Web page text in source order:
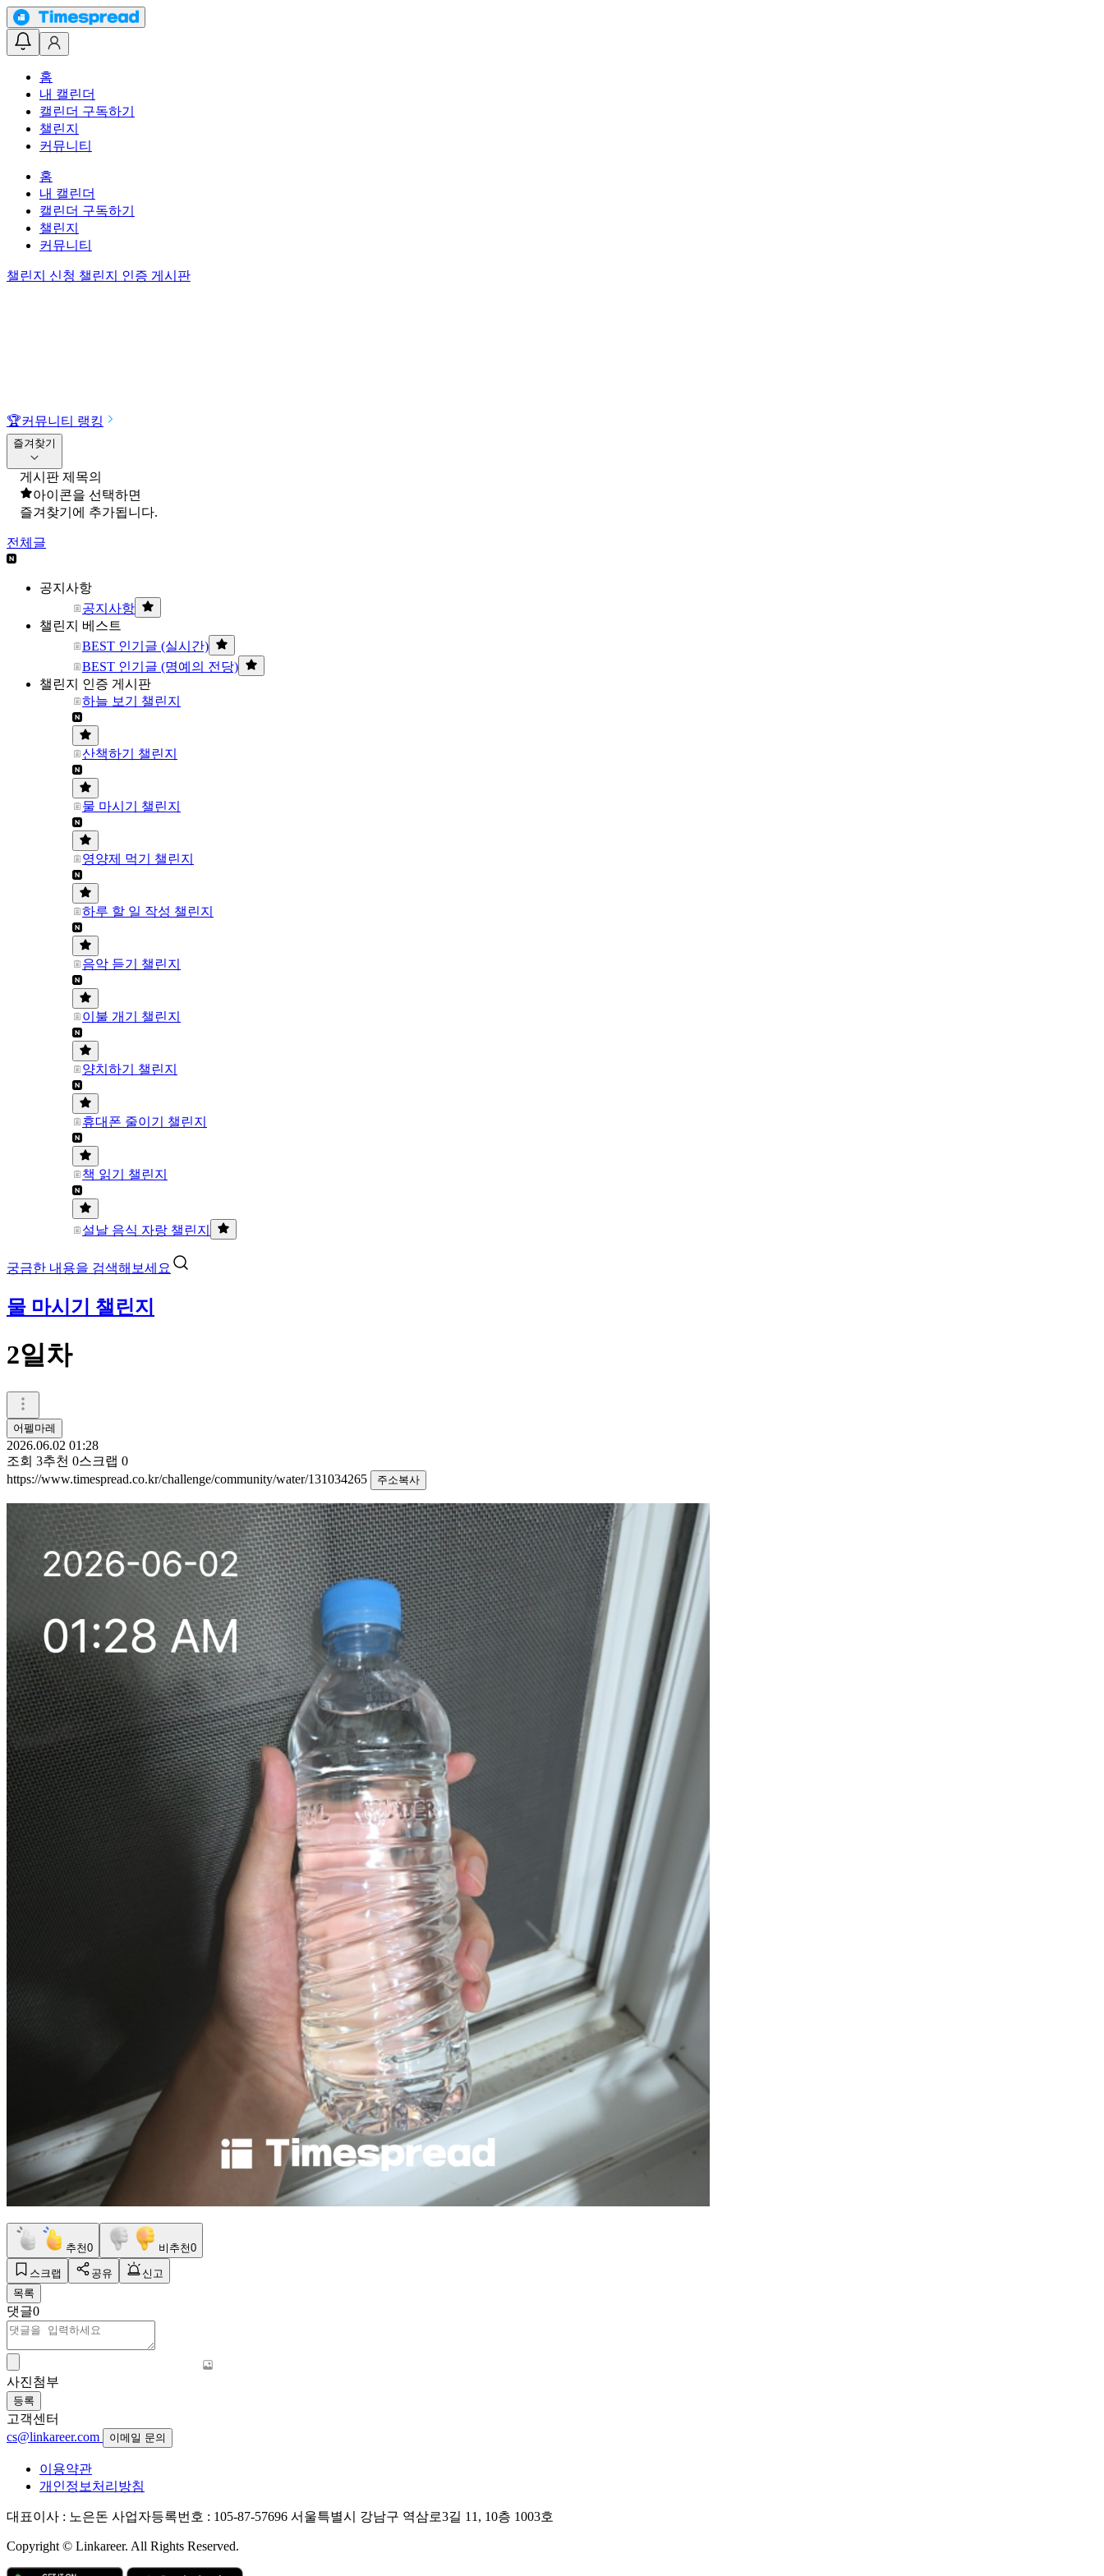
홈
내 캘린더
캘린더 구독하기
챌린지
커뮤니티
홈
내 캘린더
캘린더 구독하기
챌린지
커뮤니티
챌린지 신청 챌린지 인증 게시판
🏆커뮤니티 랭킹
즐겨찾기
게시판 제목의
아이콘을 선택하면
즐겨찾기에 추가됩니다.
전체글
공지사항
공지사항
챌린지 베스트
BEST 인기글 (실시간)
BEST 인기글 (명예의 전당)
챌린지 인증 게시판
하늘 보기 챌린지
산책하기 챌린지
물 마시기 챌린지
영양제 먹기 챌린지
하루 할 일 작성 챌린지
음악 듣기 챌린지
이불 개기 챌린지
양치하기 챌린지
휴대폰 줄이기 챌린지
책 읽기 챌린지
설날 음식 자랑 챌린지
궁금한 내용을 검색해보세요
물 마시기 챌린지
2일차
어펠마레
2026.06.02 01:28
조회 3추천 0스크랩 0
https://www.timespread.co.kr/challenge/community/water/131034265
주소복사
추천0 비추천0
스크랩 공유
신고
목록
댓글0
사진첨부
등록
고객센터
cs@linkareer.com
이메일 문의
이용약관
개인정보처리방침
대표이사 : 노은돈 사업자등록번호 : 105-87-57696 서울특별시 강남구 역삼로3길 11, 10층 1003호
Copyright © Linkareer. All Rights Reserved.